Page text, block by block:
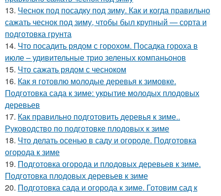
13. Чеснок под посадку под зиму. Как и когда правильно
сажать чеснок под зиму, чтобы был крупный — сорта и
подготовка грунта
14. Что посадить рядом с горохом. Посадка гороха в
июле – удивительные трио зеленых компаньонов
15. Что сажать рядом с чесноком
16. Как я готовлю молодые деревья к зимовке.
Подготовка сада к зиме: укрытие молодых плодовых
деревьев
17. Как правильно подготовить деревья к зиме..
Руководство по подготовке плодовых к зиме
18. Что делать осенью в саду и огороде. Подготовка
огорода к зиме
19. Подготовка огорода и плодовых деревьев к зиме.
Подготовка плодовых деревьев к зиме
20. Подготовка сада и огорода к зиме. Готовим сад к